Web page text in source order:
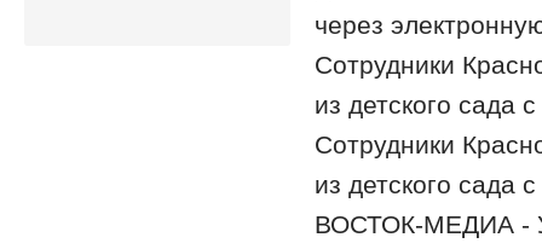
через
Сотрудники
из детского сада
Сотрудники
из детского сада
ВОСТОК-МЕДИА - У